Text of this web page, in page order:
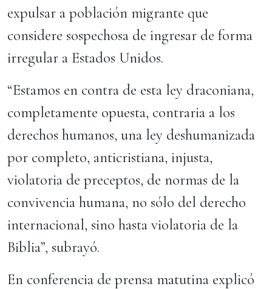
expulsar a población migrante que
considere sospechosa de ingresar de forma
irregular a Estados Unidos.
“Estamos en contra de esta ley draconiana,
completamente opuesta, contraria a los
derechos humanos, una ley deshumanizada
por completo, anticristiana, injusta,
violatoria de preceptos, de normas de la
convivencia humana, no sólo del derecho
internacional, sino hasta violatoria de la
Biblia”, subrayó.
En conferencia de prensa matutina explicó